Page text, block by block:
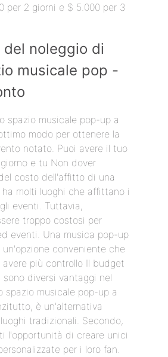
per 2 giorni e $ 5.000 per 3
noleggio di
musicale pop -
spazio musicale pop-up a
modo per ottenere la
notato. Puoi avere il tuo
e tu Non dover
costo dell'affitto di una
ha molti luoghi che affittano i
eventi. Tuttavia,
troppo costosi per
eventi. Una musica pop-up
un'opzione conveniente che
più controllo Il budget
sono diversi vantaggi nel
spazio musicale pop-up a
è un'alternativa
tradizionali. Secondo,
l'opportunità di creare unici
per i loro fan.